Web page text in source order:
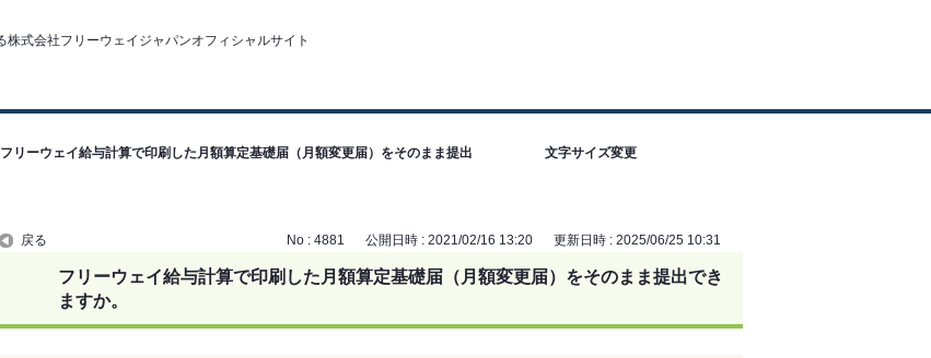
文字サイズ変更
フリーウェイ給与計算で印刷した月額算定基礎届（月額変更届）をそのまま提出
戻る No : 4881 公開日時 : 2021/02/16 13:20 更新日時 : 2025/06/25 10:31
フリーウェイ給与計算で印刷した月額算定基礎届（月額変更届）をそのまま提出でき
ますか。